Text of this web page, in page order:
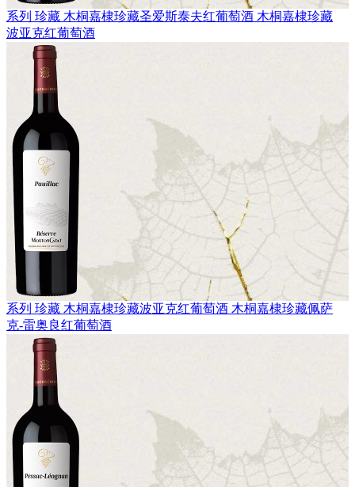
系列 珍藏 木桐嘉棣珍藏圣爱斯泰夫红葡萄酒 木桐嘉棣珍藏
波亚克红葡萄酒
系列 珍藏 木桐嘉棣珍藏波亚克红葡萄酒 木桐嘉棣珍藏佩萨
克-雷奥良红葡萄酒